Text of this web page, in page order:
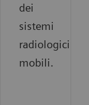
dei
sistemi
radiologici
mobili.